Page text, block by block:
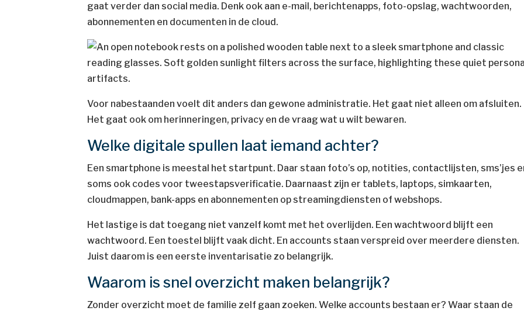
gaat verder dan social media. Denk ook aan e-mail, berichtenapps, foto-opslag, wachtwoorden,
abonnementen en documenten in de cloud.
Voor nabestaanden voelt dit anders dan gewone administratie. Het gaat niet alleen om afsluiten.
Het gaat ook om herinneringen, privacy en de vraag wat u wilt bewaren.
Welke digitale spullen laat iemand achter?
Een smartphone is meestal het startpunt. Daar staan foto’s op, notities, contactlijsten, sms’jes
soms ook codes voor tweestapsverificatie. Daarnaast zijn er tablets, laptops, simkaarten,
cloudmappen, bank-apps en abonnementen op streamingdiensten of webshops.
Het lastige is dat toegang niet vanzelf komt met het overlijden. Een wachtwoord blijft een
wachtwoord. Een toestel blijft vaak dicht. En accounts staan verspreid over meerdere diensten.
Juist daarom is een eerste inventarisatie zo belangrijk.
Waarom is snel overzicht maken belangrijk?
Zonder overzicht moet de familie zelf gaan zoeken. Welke accounts bestaan er? Waar staan de